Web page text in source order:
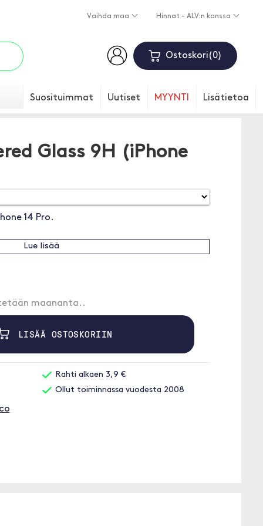
Vaihda maa Hinnat - ALV:n kanssa
Ostoskori 0
Suosituimmat Uutiset MYYNTI Lisätietoa
Glass 9H (iPhone
14 Pro.
Lue lisää
maananta..
LISÄÄ OSTOSKORIIN
Rahti alkaen 3,9 €
Ollut toiminnassa vuodesta 2008